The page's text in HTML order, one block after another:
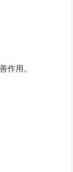
作用。